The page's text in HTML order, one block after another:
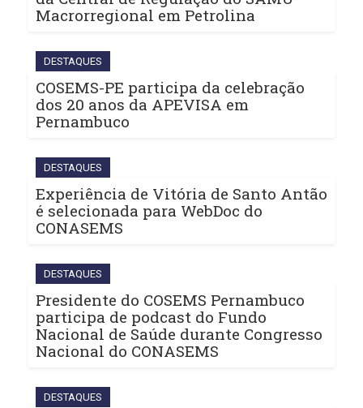
Macrorregional em Petrolina
DESTAQUES
COSEMS-PE participa da celebração
dos 20 anos da APEVISA em
Pernambuco
DESTAQUES
Experiência de Vitória de Santo Antão
é selecionada para WebDoc do
CONASEMS
DESTAQUES
Presidente do COSEMS Pernambuco
participa de podcast do Fundo
Nacional de Saúde durante Congresso
Nacional do CONASEMS
DESTAQUES